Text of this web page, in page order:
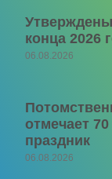
конца 2026
06.08.2026
отмечает
праздник
06.08.2026